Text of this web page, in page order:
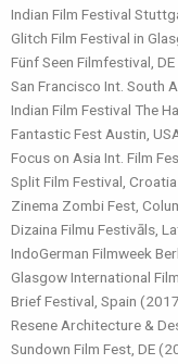
Indian Film Festival
Glitch Film Festival in
Fünf Seen Filmfestival,
San Francisco Int. South
Indian Film Festival The
Fantastic Fest Austin,
Focus on Asia Int. Film
Split Film Festival,
Zinema Zombi Fest,
Dizaina Filmu Festivāls,
IndoGerman Filmweek
Glasgow International
Brief Festival, Spain
Resene Architecture &
Sundown Film Fest, DE